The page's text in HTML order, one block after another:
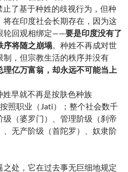
了基于种姓的歧视行为，但种
在印度社会长期存在，因为这
轮回观相绑定——要是印度没有了
序将随之崩塌。种姓不再成对世
，但宗教生活的秩序并没有
亿万富翁，却永远不可能当上
姓早就不再是按肤色种族
照职业（Jati）；整个社会数千
（婆罗门）、管理阶级（刹帝
无产阶级（首陀罗）、奴隶阶
处，它在过去事无巨细地规定